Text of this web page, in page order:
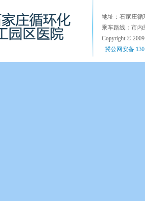
地址：石家庄循
乘车路线：市内
Copyright ©
冀公网安备